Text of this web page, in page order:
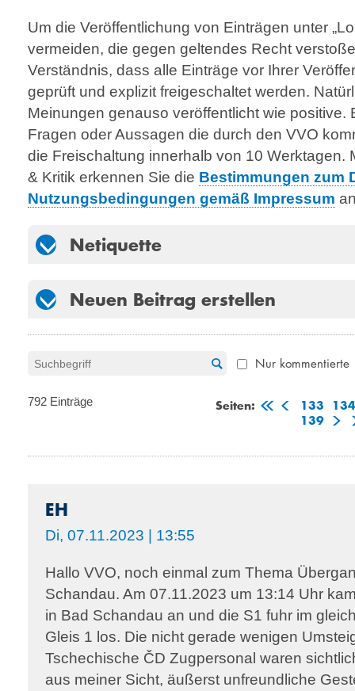
Um die Veröffentlichung von Einträgen unter
vermeiden, die gegen geltendes Recht
Verständnis, dass alle Einträge vor Ihrer
geprüft und explizit freigeschaltet werden.
Meinungen genauso veröffentlicht wie positive.
Fragen oder Aussagen die durch den VVO
die Freischaltung innerhalb von 10 Werktagen.
& Kritik erkennen Sie die Bestimmungen zum
Nutzungsbedingungen gemäß Impressum
Netiquette
Neuen Beitrag erstellen
Nur kommentierte
792 Einträge Seiten: 133
139
EH
Di, 07.11.2023 | 13:55
Hallo VVO, noch einmal zum Thema
Schandau. Am 07.11.2023 um 13:14 Uhr
in Bad Schandau an und die S1 fuhr im
Gleis 1 los. Die nicht gerade wenigen
Tschechische ČD Zugpersonal waren
aus meiner Sicht, äußerst unfreundliche